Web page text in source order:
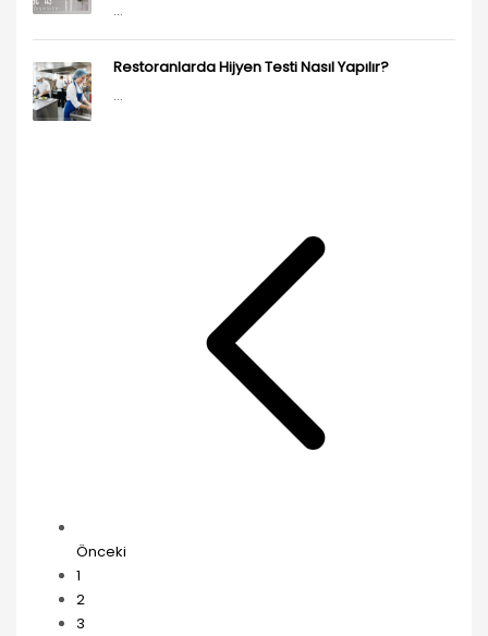
...
Restoranlarda Hijyen Testi Nasıl Yapılır?
...
Önceki
1
2
3